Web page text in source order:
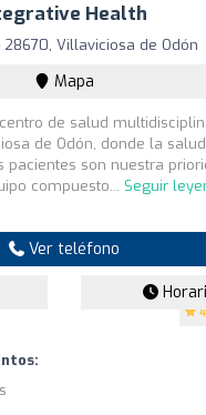
Health
28670, Villaviciosa de Odón
Mapa
de salud
de Odón, donde la
pacientes son nuestra
compuesto... Seguir
Ver teléfono